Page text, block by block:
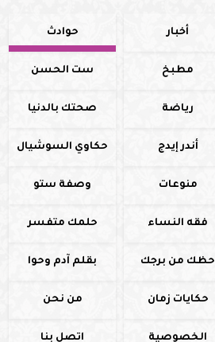
أخبار حوادث
مطبخ ست الحسن
رياضة صحتك بالدنيا
أندر إيدج حكاوي السوشيال
منوعات وصفة ستو
فقه النساء حلمك متفسر
حظك من برجك بقلم آدم وحوا
حكايات زمان من نحن
الخصوصية اتصل بنا